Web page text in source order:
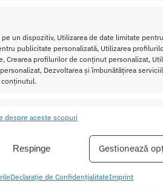
un dispozitiv, Utilizarea de date limitate
publicitate personalizată, Utilizarea
Crearea profilurilor de conținut personalizat,
Dezvoltarea și îmbunătățirea
informațiilor transmise automat.
activ.
despre aceste scopuri
Respinge Gestionează
Declarație de ConfidențialitateImprint
de 1.8 cm, baterii incluse.
speciala!Culoare:Mov cu